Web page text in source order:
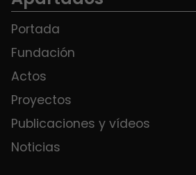
Portada
Fundación
Actos
Proyectos
Publicaciones y vídeos
Noticias